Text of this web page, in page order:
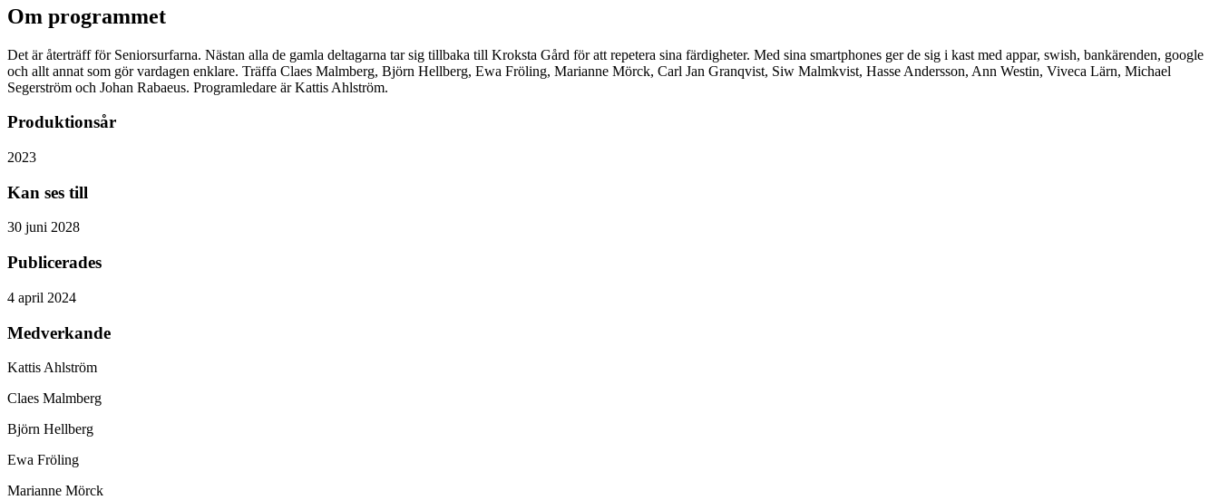
Om programmet
Det är återträff för Seniorsurfarna. Nästan alla de gamla deltagarna tar sig tillbaka till Kroksta Gård för att repetera sina färdigheter. Med sina smartphones ger de sig i kast med appar, swish, bankärenden, google
och allt annat som gör vardagen enklare. Träffa Claes Malmberg, Björn Hellberg, Ewa Fröling, Marianne Mörck, Carl Jan Granqvist, Siw Malmkvist, Hasse Andersson, Ann Westin, Viveca Lärn, Michael
Segerström och Johan Rabaeus. Programledare är Kattis Ahlström.
Produktionsår
2023
Kan ses till
30 juni 2028
Publicerades
4 april 2024
Medverkande
Kattis Ahlström
Claes Malmberg
Björn Hellberg
Ewa Fröling
Marianne Mörck